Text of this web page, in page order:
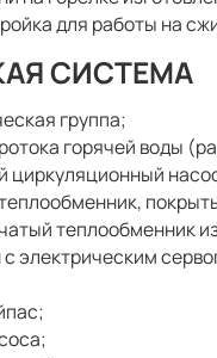
для работы на
СИСТЕМА
группа;
горячей воды
теплообменник
с электрическим